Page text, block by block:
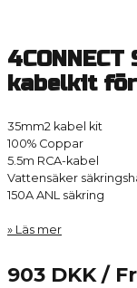
4CONNECT
kabelkit
35mm2 kabel kit
100% Coppar
5.5m RCA-kabel
Vattensäker
150A ANL säkring
Läs mer
903 DKK /